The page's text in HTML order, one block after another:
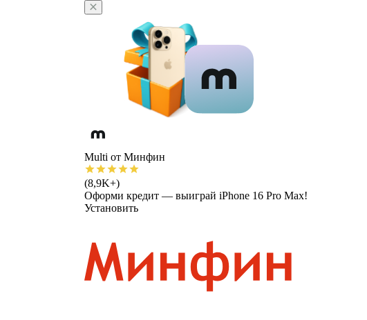
Multi от Минфин
(8,9K+)
Оформи кредит — выиграй iPhone 16 Pro Max!
Установить